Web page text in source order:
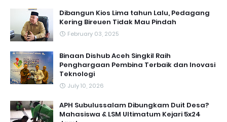
Dibangun Kios Lima tahun Lalu, Pedagang
Kering Bireuen Tidak Mau Pindah
February 03, 2025
Binaan Dishub Aceh Singkil Raih
Penghargaan Pembina Terbaik dan Inovasi
Teknologi
July 10, 2026
APH Subulussalam Dibungkam Duit Desa?
Mahasiswa & LSM Ultimatum Kejari 5x24